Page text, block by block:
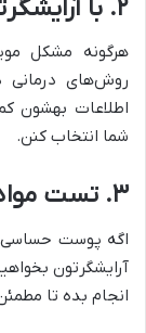
۲. با آرایشگرتون صادق باشید
هرگونه مشکل
روش‌های درمانی
اطلاعات بهشون
شما انتخاب کنن.
۳. تست مواد قبل از انجام اصلی
اگه پوست حساسی
آرایشگرتون
انجام بده تا